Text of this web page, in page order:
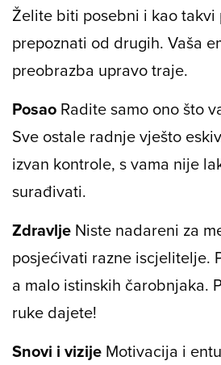
Želite biti posebni i kao takvi
prepoznati od drugih. Vaša
preobrazba upravo traje.
Posao Radite samo ono što
Sve ostale radnje vješto
izvan kontrole, s vama nije
surađivati.
Zdravlje Niste nadareni za
posjećivati razne iscjelitelje.
a malo istinskih čarobnjaka.
ruke dajete!
Snovi i vizije Motivacija i